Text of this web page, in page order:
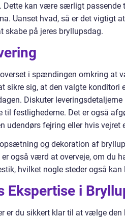
kan være særligt passende
Uanset hvad, så er det vigtigt
skabe på jeres bryllupsdag.
i spændingen omkring at
sikre sig, at den valgte konditori
Diskuter
til festlighederne. Det er også
udendørs fejring eller hvis
og dekoration af
også værd at overveje, om du
hvilket nogle steder også kan
Ekspertise i
er du sikkert klar til at vælge